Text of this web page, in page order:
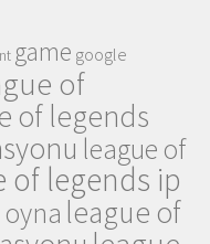
game google
of
of legends
league of
of legends ip
league of